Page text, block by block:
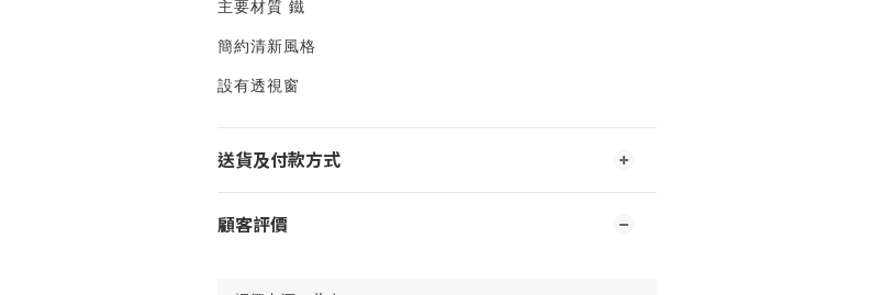
主要材質 鐵
簡約清新風格
設有透視窗
送貨及付款方式
顧客評價